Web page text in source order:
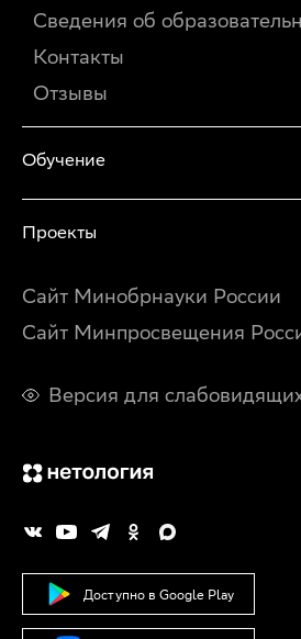
Доступно в Google Play
Сведения об
Контакты
Отзывы
Обучение
Проекты
Сайт Минобрнауки России
Сайт Минпросвещения
Версия для